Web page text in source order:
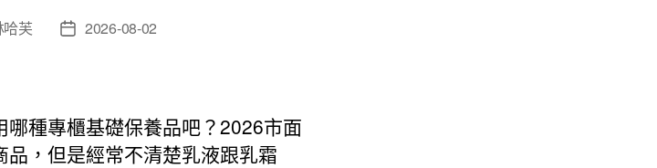
哈芙
文
日
期
2026-08-02
種專櫃基礎保養品吧？2026市面
品，但是經常不清楚乳液跟乳霜